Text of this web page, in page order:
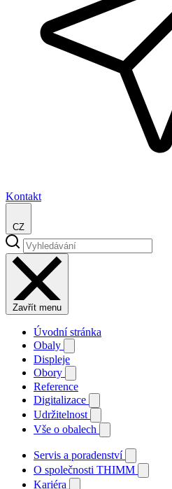
Kontakt
CZ
Zavřít menu
Úvodní stránka
Obaly
Displeje
Obory
Reference
Digitalizace
Udržitelnost
Vše o obalech
Servis a poradenství
O společnosti THIMM
Kariéra